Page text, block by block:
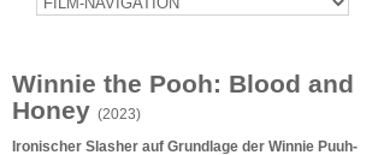
Winnie the Pooh: Blood and
Honey (2023)
Ironischer Slasher auf Grundlage der Winnie Puuh-